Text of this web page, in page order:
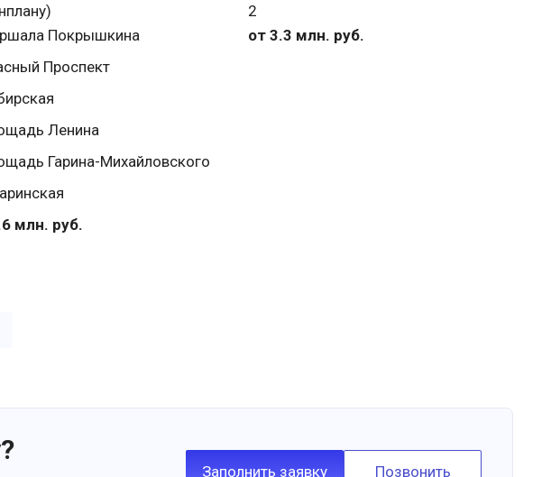
Покрышкина
Проспект
Ленина
Гарина-Михайловского
млн. руб.
2
от 3.3 млн. руб.
Заполнить заявку Позвонить